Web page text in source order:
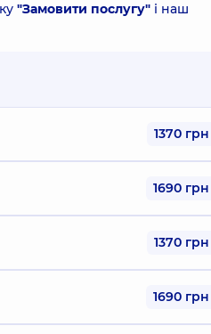
"Замовити послугу" і наш
1370 грн
1690 грн
1370 грн
1690 грн